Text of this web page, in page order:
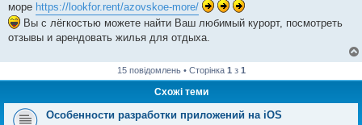
н
н
море https://lookfor.rent/azovskoe-more/
Вы с лёгкостью можете найти Ваш любимый курорт, посмотреть
отзывы и арендовать жилья для отдыха.
15 повідомлень • Сторінка 1 з 1
Схожі теми
Особенности разработки приложений на iOS